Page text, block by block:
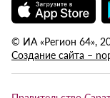
© ИА «Регион 64»,
Создание сайта –